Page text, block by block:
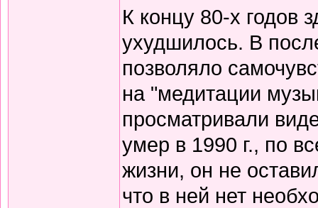
К концу 80-х годов
ухудшилось. В
позволяло
на "медитации
просматривали
умер в 1990 г., по
жизни, он не
что в ней нет